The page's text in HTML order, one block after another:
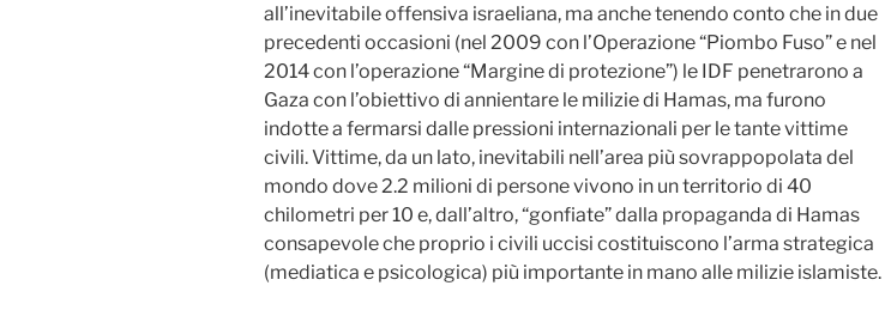
all’inevitabile offensiva israeliana, ma anche tenendo conto che in due
precedenti occasioni (nel 2009 con l’Operazione “Piombo Fuso” e nel
2014 con l’operazione “Margine di protezione”) le IDF penetrarono a
Gaza con l’obiettivo di annientare le milizie di Hamas, ma furono
indotte a fermarsi dalle pressioni internazionali per le tante vittime
civili. Vittime, da un lato, inevitabili nell’area più sovrappopolata del
mondo dove 2.2 milioni di persone vivono in un territorio di 40
chilometri per 10 e, dall’altro, “gonfiate” dalla propaganda di Hamas
consapevole che proprio i civili uccisi costituiscono l’arma strategica
(mediatica e psicologica) più importante in mano alle milizie islamiste.